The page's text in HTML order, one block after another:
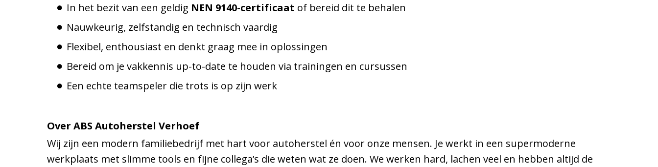
In het bezit van een geldig NEN 9140-certificaat of bereid dit te behalen
Nauwkeurig, zelfstandig en technisch vaardig
Flexibel, enthousiast en denkt graag mee in oplossingen
Bereid om je vakkennis up-to-date te houden via trainingen en cursussen
Een echte teamspeler die trots is op zijn werk
Over ABS Autoherstel Verhoef
Wij zijn een modern familiebedrijf met hart voor autoherstel én voor onze mensen. Je werkt in een supermoderne
werkplaats met slimme tools en fijne collega’s die weten wat ze doen. We werken hard, lachen veel en hebben altijd de